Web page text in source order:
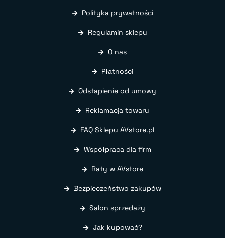
Polityka prywatności
Regulamin sklepu
O nas
Płatności
Odstąpienie od umowy
Reklamacja towaru
FAQ Sklepu AVstore.pl
Współpraca dla firm
Raty w AVstore
Bezpieczeństwo zakupów
Salon sprzedaży
Jak kupować?